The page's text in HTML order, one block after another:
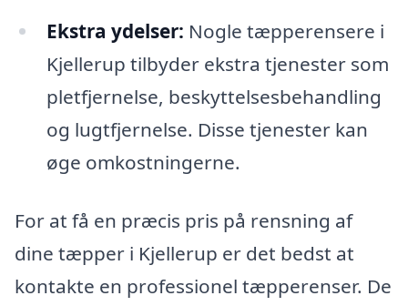
Ekstra ydelser: Nogle tæpperensere i
Kjellerup tilbyder ekstra tjenester som
pletfjernelse, beskyttelsesbehandling
og lugtfjernelse. Disse tjenester kan
øge omkostningerne.
For at få en præcis pris på rensning af
dine tæpper i Kjellerup er det bedst at
kontakte en professionel tæpperenser. De